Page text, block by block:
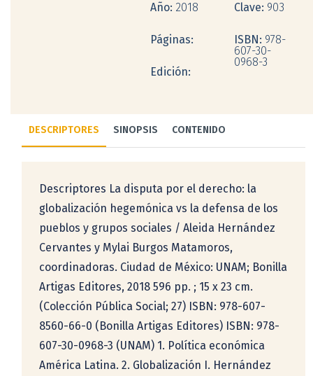
Año: 2018
Páginas:
Edición:
Clave: 903
ISBN: 978-
607-30-
0968-3
DESCRIPTORES SINOPSIS CONTENIDO
Descriptores La disputa por el derecho: la
globalización hegemónica vs la defensa de los
pueblos y grupos sociales / Aleida Hernández
Cervantes y Mylai Burgos Matamoros,
coordinadoras. Ciudad de México: UNAM; Bonilla
Artigas Editores, 2018 596 pp. ; 15 x 23 cm. 
(Colección Pública Social; 27) ISBN: 978-607-
8560-66-0 (Bonilla Artigas Editores) ISBN: 978-
607-30-0968-3 (UNAM) 1. Política económica 
América Latina. 2. Globalización I. Hernández